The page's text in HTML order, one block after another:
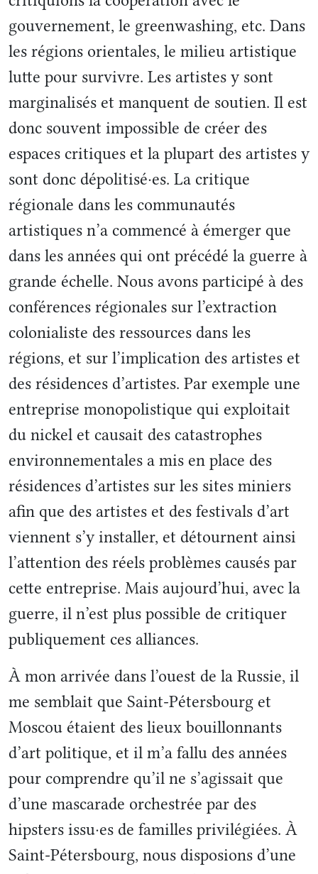
gouvernement, le greenwashing, etc. Dans
les régions orientales, le milieu artistique
lutte pour survivre. Les artistes y sont
marginalisés et manquent de soutien. Il est
donc souvent impossible de créer des
espaces critiques et la plupart des artistes y
sont donc dépolitisé·es. La critique
régionale dans les communautés
artistiques n’a commencé à émerger que
dans les années qui ont précédé la guerre à
grande échelle. Nous avons participé à des
conférences régionales sur l’extraction
colonialiste des ressources dans les
régions, et sur l’implication des artistes et
des résidences d’artistes. Par exemple une
entreprise monopolistique qui exploitait
du nickel et causait des catastrophes
environnementales a mis en place des
résidences d’artistes sur les sites miniers
afin que des artistes et des festivals d’art
viennent s’y installer, et détournent ainsi
l’attention des réels problèmes causés par
cette entreprise. Mais aujourd’hui, avec la
guerre, il n’est plus possible de critiquer
publiquement ces alliances.
À mon arrivée dans l’ouest de la Russie, il
me semblait que Saint-Pétersbourg et
Moscou étaient des lieux bouillonnants
d’art politique, et il m’a fallu des années
pour comprendre qu’il ne s’agissait que
d’une mascarade orchestrée par des
hipsters issu·es de familles privilégiées. À
Saint-Pétersbourg, nous disposions d’une